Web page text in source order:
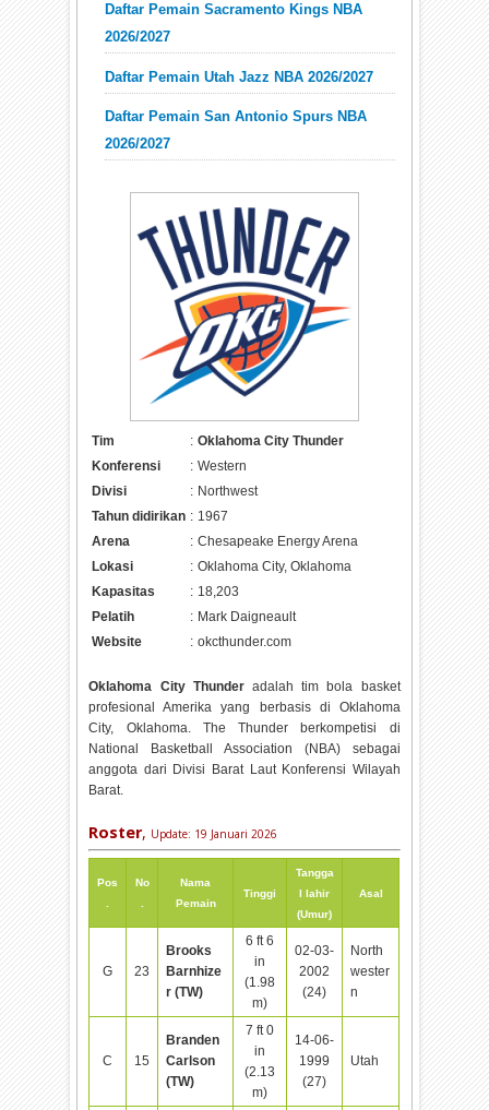
Daftar Pemain Sacramento Kings NBA
2026/2027
Daftar Pemain Utah Jazz NBA 2026/2027
Daftar Pemain San Antonio Spurs NBA
2026/2027
Tim : Oklahoma City Thunder
Konferensi
: Western
Divisi
: Northwest
Tahun didirikan : 1967
Arena
: Chesapeake Energy Arena
Lokasi
: Oklahoma City, Oklahoma
Kapasitas
: 18,203
Pelatih
: Mark Daigneault
Website
: okcthunder.com
Oklahoma City Thunderadalah tim bola basket
profesional Amerika yang berbasis di Oklahoma
City, Oklahoma. The Thunder berkompetisi di
National Basketball Association (NBA) sebagai
anggota dari Divisi Barat Laut Konferensi Wilayah
Barat.
Roster, Update: 19 Januari 2026
Pos
No
Nama
Pemain
Tinggi
Tangga
l lahir
(Umur)
Asal
G 23
Brooks
Barnhize
r (TW)
6 ft 6
in
(1.98
m)
02-03-
2002
(24)
North
wester
n
C 15
Branden
Carlson
(TW)
7 ft 0
in
(2.13
m)
14-06-
1999
(27)
Utah